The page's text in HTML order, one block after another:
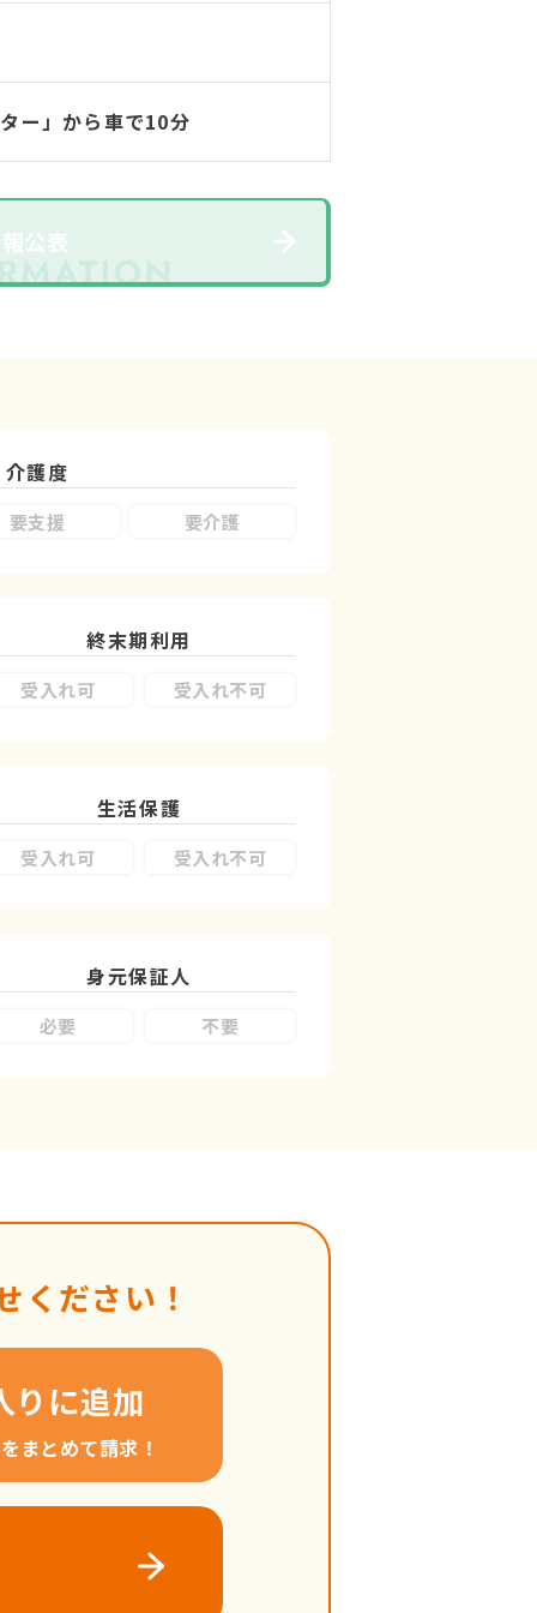
ー」から車で10分
公表
介護度
要支援 要介護
終末期利用
受入れ可 受入れ不可
生活保護
受入れ可 受入れ不可
身元保証人
必要 不要
ください！
りに追加
まとめて請求！